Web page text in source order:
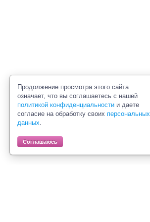
Политика конфиденциальности
данных
Продолжение просмотра этого сайта
означает, что вы соглашаетесь с нашей
политикой конфиденциальности и даете
согласие на обработку своих персональных
данных.
Соглашаюсь